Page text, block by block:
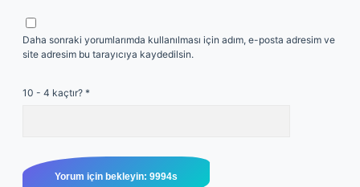
Daha sonraki yorumlarımda kullanılması için adım, e-posta adresim ve
site adresim bu tarayıcıya kaydedilsin.
10 - 4 kaçtır? *